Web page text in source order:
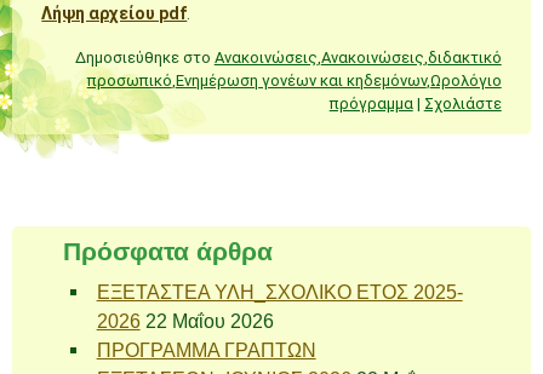
Λήψη αρχείου pdf
Δημοσιεύθηκε στο Ανακοινώσεις,Ανακοινώσεις,διδακτικό
προσωπικό,Ενημέρωση γονέων και κηδεμόνων,Ωρολόγιο
πρόγραμμα | Σχολιάστε
Πρόσφατα άρθρα
ΕΞΕΤΑΣΤΕΑ ΥΛΗ_ΣΧΟΛΙΚΟ ΕΤΟΣ 2025-
2026 22 Μαΐου 2026
ΠΡΟΓΡΑΜΜΑ ΓΡΑΠΤΩΝ